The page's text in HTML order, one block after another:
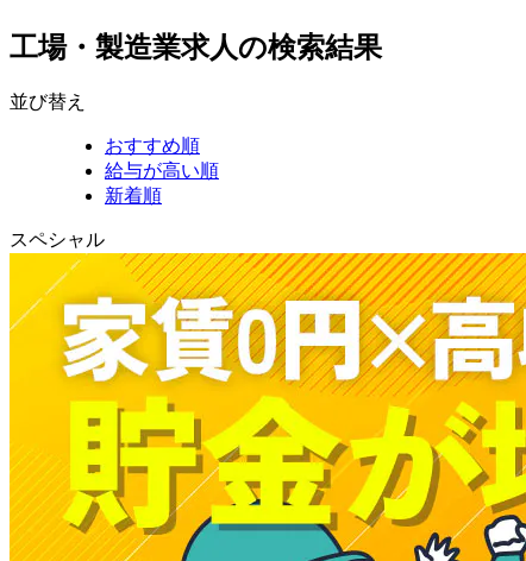
工場・製造業求人の検索結果
並び替え
おすすめ順
給与が高い順
新着順
スペシャル